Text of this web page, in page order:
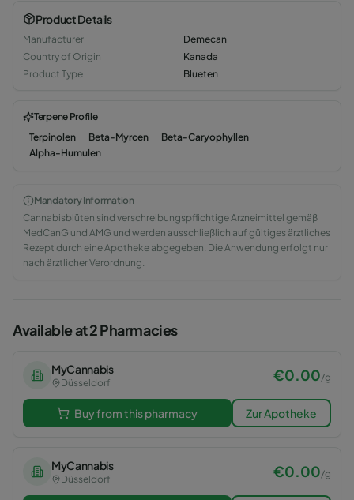
Product Details
Manufacturer
Demecan
Country of Origin
Kanada
Product Type
Blueten
Terpene Profile
Terpinolen
Beta-Myrcen
Beta-Caryophyllen
Alpha-Humulen
Mandatory Information
Cannabisblüten sind verschreibungspflichtige Arzneimittel gemäß
MedCanG und AMG und werden ausschließlich auf gültiges ärztliches
Rezept durch eine Apotheke abgegeben. Die Anwendung erfolgt nur
nach ärztlicher Verordnung.
Available at 2 Pharmacies
MyCannabis
Düsseldorf €0.00/g
Buy from this pharmacy Zur Apotheke
MyCannabis
Düsseldorf €0.00/g